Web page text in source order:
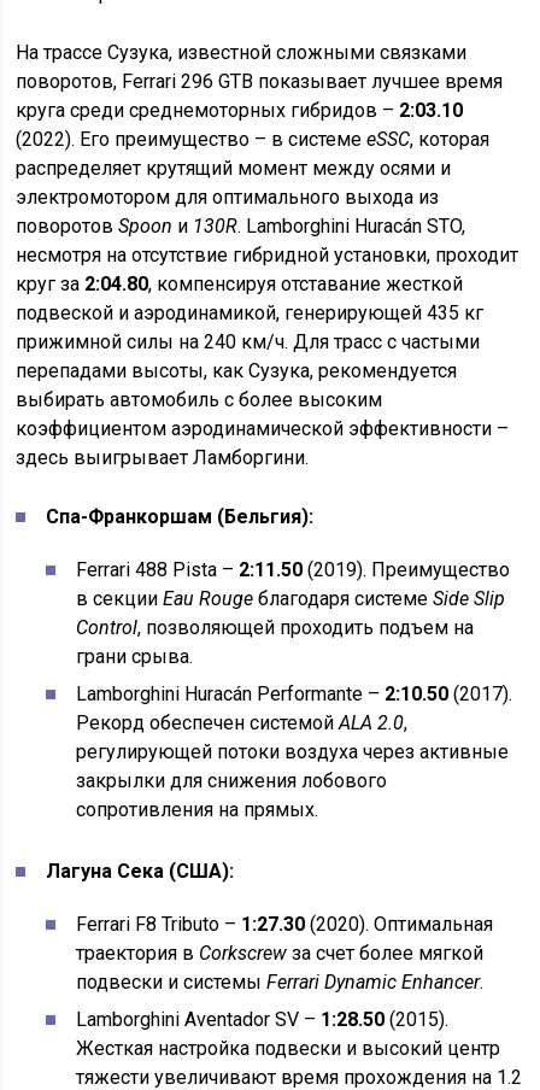
На трассе Сузука, известной сложными связками
поворотов, Ferrari 296 GTB показывает лучшее время
круга среди среднемоторных гибридов – 2:03.10
(2022). Его преимущество – в системеeSSC, которая
распределяет крутящий момент между осями и
электромотором для оптимального выхода из
поворотовSpoon и 130R. Lamborghini Huracán STO,
несмотря на отсутствие гибридной установки, проходит
круг за 2:04.80, компенсируя отставание жесткой
подвеской и аэродинамикой, генерирующей 435 кг
прижимной силы на 240 км/ч. Для трасс с частыми
перепадами высоты, как Сузука, рекомендуется
выбирать автомобиль с более высоким
коэффициентом аэродинамической эффективности –
здесь выигрывает Ламборгини.
Спа-Франкоршам (Бельгия):
Ferrari 488 Pista – 2:11.50 (2019). Преимущество
в секцииEau Rouge благодаря системеSide Slip
Control, позволяющей проходить подъем на
грани срыва.
Lamborghini Huracán Performante – 2:10.50 (2017).
Рекорд обеспечен системойALA 2.0,
регулирующей потоки воздуха через активные
закрылки для снижения лобового
сопротивления на прямых.
Лагуна Сека (США):
Ferrari F8 Tributo – 1:27.30 (2020). Оптимальная
траектория в Corkscrew за счет более мягкой
подвески и системыFerrari Dynamic Enhancer.
Lamborghini Aventador SV – 1:28.50 (2015).
Жесткая настройка подвески и высокий центр
тяжести увеличивают время прохождения на 1.2